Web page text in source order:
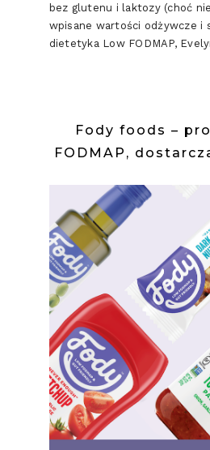
bez glutenu i laktozy (choć
wpisane wartości odżywcze i
dietetyka Low FODMAP,
Fody foods –
FODMAP,